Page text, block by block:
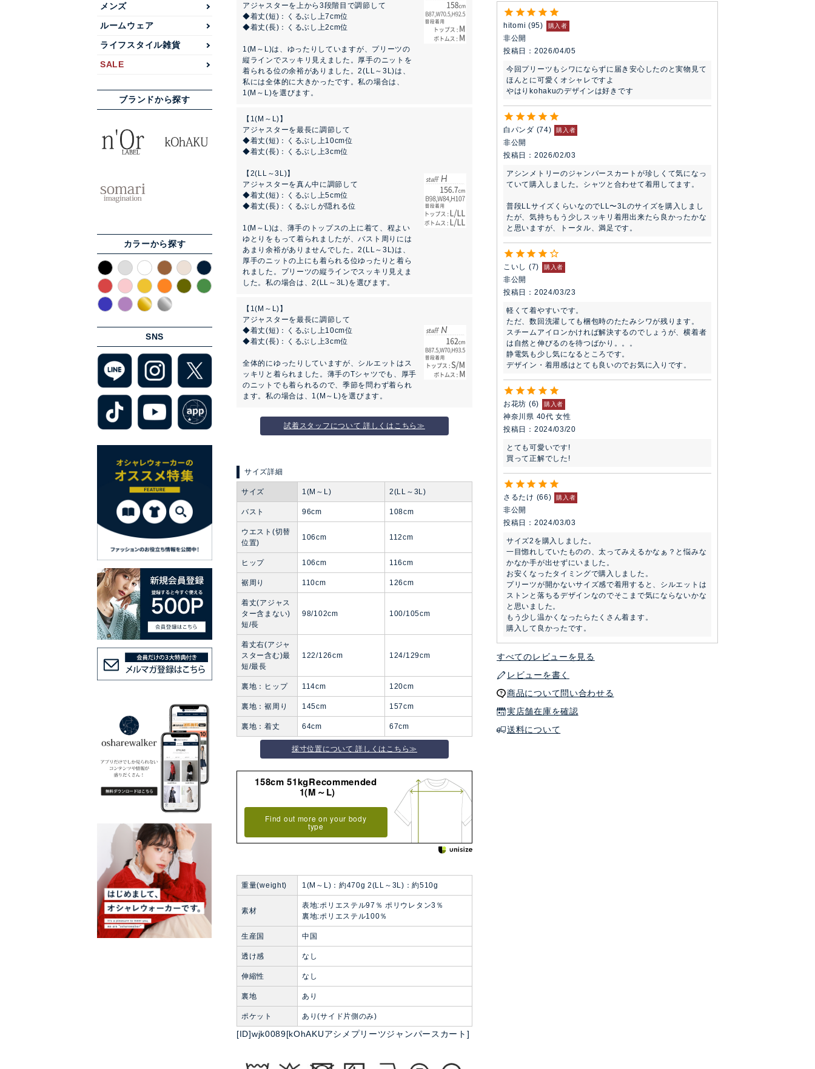
メンズ
ルームウェア
ライフスタイル雑貨
SALE
ブランドから探す
カラーから探す
SNS
hitomi 95 購入者
非公開
投稿日
2026/04/05
今回プリーツもシワにならずに届き安心したのと実物見て
ほんとに可愛くオシャレですよ
やはりkohakuのデザインは好きです
白パンダ 74 購入者
非公開
投稿日
2026/02/03
アシンメトリーのジャンパースカートが珍しくて気になっ
ていて購入しました。シャツと合わせて着用してます。
普段LLサイズくらいなのでLL〜3Lのサイズを購入しまし
たが、気持ちもう少しスッキリ着用出来たら良かったかな
と思いますが、トータル、満足です。
こいし 7 購入者
非公開
投稿日
2024/03/23
軽くて着やすいです。
ただ、数回洗濯しても梱包時のたたみシワが残ります。
スチームアイロンかければ解決するのでしょうが、横着者
は自然と伸びるのを待つばかり。。。
静電気も少し気になるところです。
デザイン・着用感はとても良いのでお気に入りです。
お花坊 6 購入者
神奈川県 40代 女性
投稿日
2024/03/20
とても可愛いです!
買って正解でした!
さるたけ 66 購入者
非公開
投稿日
2024/03/03
サイズ2を購入しました。
一目惚れしていたものの、太ってみえるかなぁ？と悩みな
かなか手が出せずにいました。
お安くなったタイミングで購入しました。
プリーツが開かないサイズ感で着用すると、シルエットは
ストンと落ちるデザインなのでそこまで気にならないかな
と思いました。
もう少し温かくなったらたくさん着ます。
購入して良かったです。
すべてのレビューを見る
レビューを書く
商品について問い合わせる
実店舗在庫を確認
送料について
アジャスターを上から3段階目で調節して
◆着丈(短)：くるぶし上7cm位
◆着丈(長)：くるぶし上2cm位
1(M～L)は、ゆったりしていますが、プリーツの
縦ラインでスッキリ見えました。厚手のニットを
着られる位の余裕がありました。2(LL～3L)は、
私には全体的に大きかったです。私の場合は、
1(M～L)を選びます。
【1(M～L)】
アジャスターを最長に調節して
◆着丈(短)：くるぶし上10cm位
◆着丈(長)：くるぶし上3cm位
【2(LL～3L)】
アジャスターを真ん中に調節して
◆着丈(短)：くるぶし上5cm位
◆着丈(長)：くるぶしが隠れる位
1(M～L)は、薄手のトップスの上に着て、程よい
ゆとりをもって着られましたが、バスト周りには
あまり余裕がありませんでした。2(LL～3L)は、
厚手のニットの上にも着られる位ゆったりと着ら
れました。プリーツの縦ラインでスッキリ見えま
した。私の場合は、2(LL～3L)を選びます。
【1(M～L)】
アジャスターを最長に調節して
◆着丈(短)：くるぶし上10cm位
◆着丈(長)：くるぶし上3cm位
全体的にゆったりしていますが、シルエットはス
ッキリと着られました。薄手のTシャツでも、厚手
のニットでも着られるので、季節を問わず着られ
ます。私の場合は、1(M～L)を選びます。
試着スタッフについて 詳しくはこちら≫
サイズ 1(M～L) 2(LL～3L)
バスト 96cm 108cm
ウエスト(切替
位置)
106cm 112cm
ヒップ 106cm 116cm
裾周り 110cm 126cm
着丈(アジャス
ター含まない)
短/長
98/102cm 100/105cm
着丈右(アジャ
スター含む)最
短/最長
122/126cm 124/129cm
裏地：ヒップ 114cm 120cm
裏地：裾周り 145cm 157cm
裏地：着丈 64cm 67cm
採寸位置について 詳しくはこちら≫
158cm 51kgRecommended
1(M～L)
Find out more on your body
type
重量(weight) 1(M～L)：約470g 2(LL～3L)：約510g
素材
表地:ポリエステル97％ ポリウレタン3％
裏地:ポリエステル100％
生産国 中国
透け感 なし
伸縮性 なし
裏地 あり
ポケット あり(サイド片側のみ)
[ID]wjk0089[kOhAKUアシメプリーツジャンパースカート]